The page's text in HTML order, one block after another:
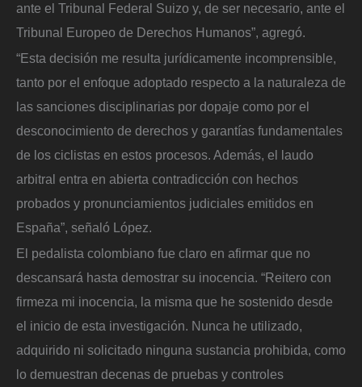
ante el Tribunal Federal Suizo y, de ser necesario, ante el
Tribunal Europeo de Derechos Humanos”, agregó.
“Esta decisión me resulta jurídicamente incomprensible,
tanto por el enfoque adoptado respecto a la naturaleza de
las sanciones disciplinarias por dopaje como por el
desconocimiento de derechos y garantías fundamentales
de los ciclistas en estos procesos. Además, el laudo
arbitral entra en abierta contradicción con hechos
probados y pronunciamientos judiciales emitidos en
España”, señaló López.
El pedalista colombiano fue claro en afirmar que no
descansará hasta demostrar su inocencia. “Reitero con
firmeza mi inocencia, la misma que he sostenido desde
el inicio de esta investigación. Nunca he utilizado,
adquirido ni solicitado ninguna sustancia prohibida, como
lo demuestran decenas de pruebas y controles